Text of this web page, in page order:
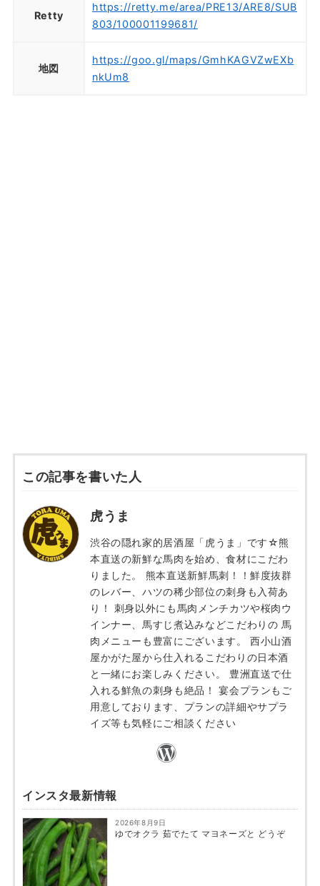
Retty
https://retty.me/area/PRE13/ARE8/SUB
803/100001199681/
地図
https://goo.gl/maps/GmhKAGVZwEXb
nkUm8
この記事を書いた人
虎うま
渋谷の隠れ家的居酒屋「虎うま」です☆熊
本直送の新鮮な馬肉を始め、食材にこだわ
りました。 熊本直送新鮮馬刺！！鮮度抜群
のレバー、ハツの稀少部位の刺身も入荷あ
り！ 刺身以外にも馬肉メンチカツや桜肉ウ
インナー、馬すじ煮込みなどこだわりの 馬
肉メニューも豊富にございます。 西小山酒
屋かがた屋から仕入れるこだわりの日本酒
と一緒にお楽しみください。 豊洲直送で仕
入れる鮮魚の刺身も絶品！ 宴会プランもご
用意しております、プランの詳細やサプラ
イズ等も気軽にご相談ください
インスタ最新情報
2026年8月9日
ゆでオクラ 茹でたて マヨネーズと どうぞ